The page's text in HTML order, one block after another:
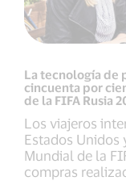
La tecnología de
cincuenta por
de la FIFA Rusia
Los viajeros
Estados Unidos
Mundial de la
compras